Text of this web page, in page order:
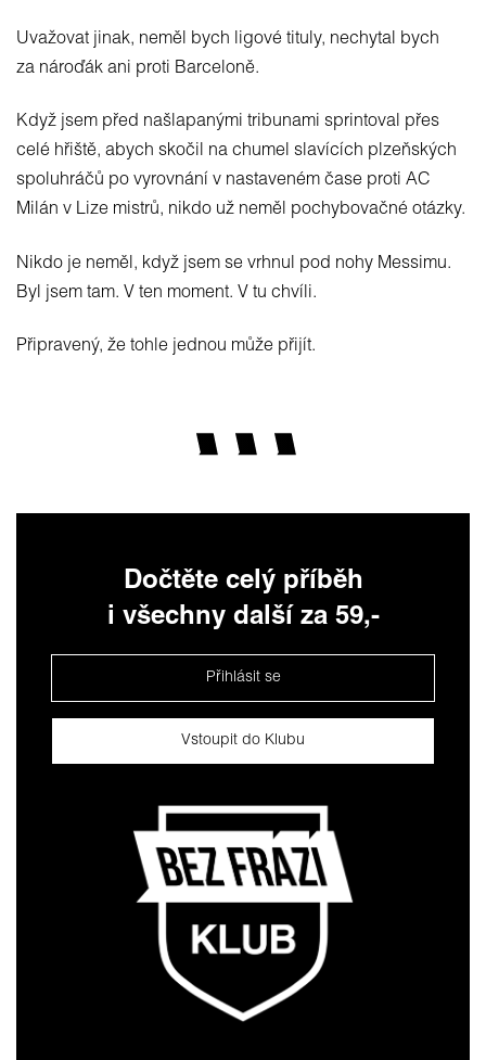
Uvažovat jinak, neměl bych ligové tituly, nechytal bych
za nároďák ani proti Barceloně.
Když jsem před našlapanými tribunami sprintoval přes
celé hřiště, abych skočil na chumel slavících plzeňských
spoluhráčů po vyrovnání v nastaveném čase proti AC
Milán v Lize mistrů, nikdo už neměl pochybovačné otázky.
Nikdo je neměl, když jsem se vrhnul pod nohy Messimu.
Byl jsem tam. V ten moment. V tu chvíli.
Připravený, že tohle jednou může přijít.
Dočtěte celý příběh
i všechny další za 59,-
Přihlásit se
Vstoupit do Klubu